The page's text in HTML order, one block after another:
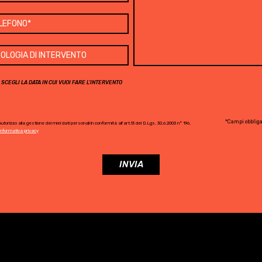
SCEGLI LA DATA IN CUI VUOI FARE L'INTERVENTO
alla gestione dei miei dati personali in conformità all'art.13 del D.Lgs. 30.6.2003 n° 196.
privacy
*Campi